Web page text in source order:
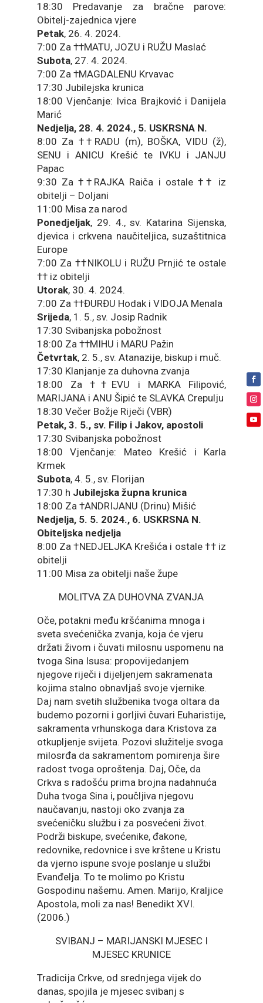
18:30 Predavanje za bračne parove:
Obitelj-zajednica vjere
Petak, 26. 4. 2024.
7:00 Za ††MATU, JOZU i RUŽU Maslać
Subota, 27. 4. 2024.
7:00 Za †MAGDALENU Krvavac
17:30 Jubilejska krunica
18:00 Vjenčanje: Ivica Brajković i Danijela
Marić
Nedjelja, 28. 4. 2024., 5. USKRSNA N.
8:00 Za ††RADU (m), BOŠKA, VIDU (ž),
SENU i ANICU Krešić te IVKU i JANJU
Papac
9:30 Za ††RAJKA Raiča i ostale †† iz
obitelji – Doljani
11:00 Misa za narod
Ponedjeljak, 29. 4., sv. Katarina Sijenska,
djevica i crkvena naučiteljica, suzaštitnica
Europe
7:00 Za ††NIKOLU i RUŽU Prnjić te ostale
†† iz obitelji
Utorak, 30. 4. 2024.
7:00 Za ††ĐURĐU Hodak i VIDOJA Menala
Srijeda, 1. 5., sv. Josip Radnik
17:30 Svibanjska pobožnost
18:00 Za ††MIHU i MARU Pažin
Četvrtak, 2. 5., sv. Atanazije, biskup i muč.
17:30 Klanjanje za duhovna zvanja
18:00 Za ††EVU i MARKA Filipović,
MARIJANA i ANU Šipić te SLAVKA Crepulju
18:30 Večer Božje Riječi (VBR)
Petak, 3. 5., sv. Filip i Jakov, apostoli
17:30 Svibanjska pobožnost
18:00 Vjenčanje: Mateo Krešić i Karla
Krmek
Subota, 4. 5., sv. Florijan
17:30 h Jubilejska župna krunica
18:00 Za †ANDRIJANU (Drinu) Mišić
Nedjelja, 5. 5. 2024., 6. USKRSNA N.
Obiteljska nedjelja
8:00 Za †NEDJELJKA Krešića i ostale †† iz
obitelji
11:00 Misa za obitelji naše župe
MOLITVA ZA DUHOVNA ZVANJA
Oče, potakni među kršćanima mnoga i
sveta svećenička zvanja, koja će vjeru
držati živom i čuvati milosnu uspomenu na
tvoga Sina Isusa: propovijedanjem
njegove riječi i dijeljenjem sakramenata
kojima stalno obnavljaš svoje vjernike.
Daj nam svetih službenika tvoga oltara da
budemo pozorni i gorljivi čuvari Euharistije,
sakramenta vrhunskoga dara Kristova za
otkupljenje svijeta. Pozovi služitelje svoga
milosrđa da sakramentom pomirenja šire
radost tvoga oproštenja. Daj, Oče, da
Crkva s radošću prima brojna nadahnuća
Duha tvoga Sina i, poučljiva njegovu
naučavanju, nastoji oko zvanja za
svećeničku službu i za posvećeni život.
Podrži biskupe, svećenike, đakone,
redovnike, redovnice i sve krštene u Kristu
da vjerno ispune svoje poslanje u službi
Evanđelja. To te molimo po Kristu
Gospodinu našemu. Amen. Marijo, Kraljice
Apostola, moli za nas! Benedikt XVI.
(2006.)
SVIBANJ – MARIJANSKI MJESEC I
MJESEC KRUNICE
Tradicija Crkve, od srednjega vijek do
danas, spojila je mjesec svibanj s